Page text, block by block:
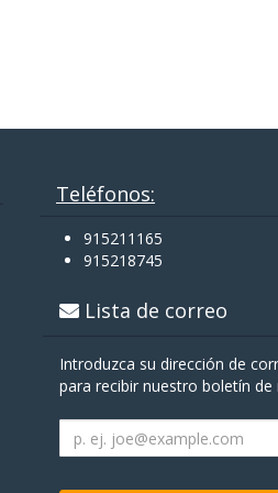
Teléfonos:
915211165
915218745
Lista de correo
Introduzca su dirección de
para recibir nuestro boletín de